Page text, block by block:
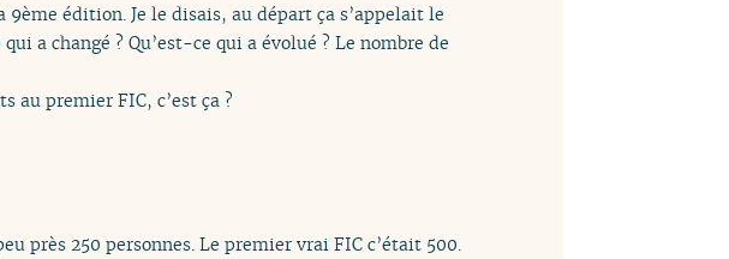
9ème édition. Je le disais, au départ ça s’appelait le
a changé ? Qu’est-ce qui a évolué ? Le nombre de
au premier FIC, c’est ça ?
près 250 personnes. Le premier vrai FIC c’était 500.